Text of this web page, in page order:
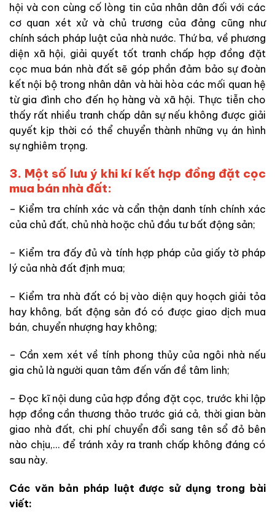
hội và con cùng cố lòng tin của nhân dân đối với các
cơ quan xét xử và chủ trương của đảng cũng như
chính sách pháp luật của nhà nước. Thứ ba, về phương
diện xã hội, giải quyết tốt tranh chấp hợp đồng đặt
cọc mua bán nhà đất sẽ góp phần đảm bảo sự đoàn
kết nội bộ trong nhân dân và hài hòa các mối quan hệ
từ gia đình cho đến họ hàng và xã hội. Thực tiễn cho
thấy rất nhiều tranh chấp dân sự nếu không được giải
quyết kịp thời có thể chuyển thành những vụ án hình
sự nghiêm trọng.
3. Một số lưu ý khi kí kết hợp đồng đặt cọc
mua bán nhà đất:
– Kiểm tra chính xác và cẩn thận danh tính chính xác
của chủ đất, chủ nhà hoặc chủ đầu tư bất động sản;
– Kiểm tra đấy đủ và tính hợp pháp của giấy tờ pháp
lý của nhà đất định mua;
– Kiểm tra nhà đất có bị vào diện quy hoạch giải tỏa
hay không, bất động sản đó có được giao dịch mua
bán, chuyển nhượng hay không;
– Cần xem xét về tính phong thủy của ngôi nhà nếu
gia chủ là người quan tâm đến vấn đề tâm linh;
– Đọc kĩ nội dung của hợp đồng đặt cọc, trước khi lập
hợp đồng cần thương thảo trước giá cả, thời gian bàn
giao nhà đất, chi phí chuyển đổi sang tên sổ đỏ bên
nào chịu,… để tránh xảy ra tranh chấp không đáng có
sau này.
Các văn bản pháp luật được sử dụng trong bài
viết: